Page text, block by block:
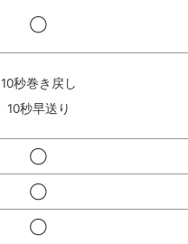
◯
10秒巻き戻し
10秒早送り
◯
◯
◯